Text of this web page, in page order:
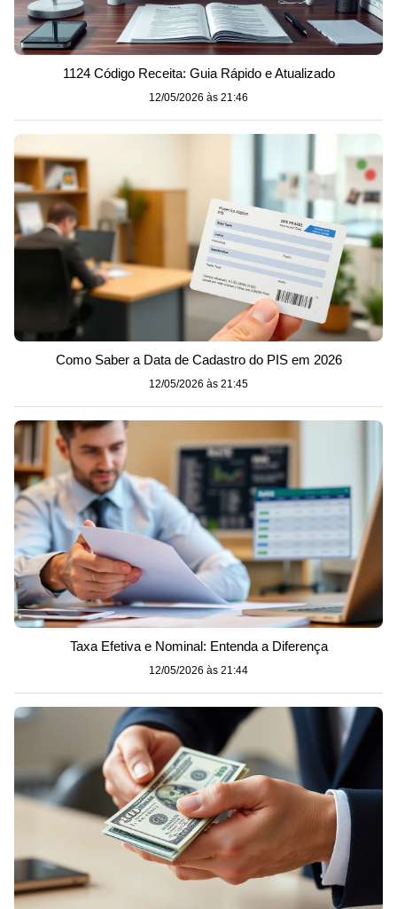
1124 Código Receita: Guia Rápido e Atualizado
12/05/2026 às 21:46
Como Saber a Data de Cadastro do PIS em 2026
12/05/2026 às 21:45
Taxa Efetiva e Nominal: Entenda a Diferença
12/05/2026 às 21:44